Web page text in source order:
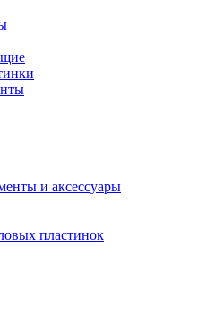
и аксессуары
пластинок